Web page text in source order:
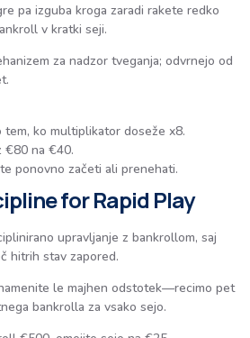
pa izguba kroga zaradi rakete redko
v kratki seji.
za nadzor tveganja; odvrnejo od
tem, ko multiplikator doseže x8.
€80 na €40.
ponovno začeti ali prenehati.
for Rapid Play
upravljanje z bankrollom, saj
hitrih stav zapored.
le majhen odstotek—recimo pet
bankrolla za vsako sejo.